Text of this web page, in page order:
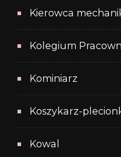
Kierowca
Kolegium
Kominiarz
Koszykarz-
Kowal